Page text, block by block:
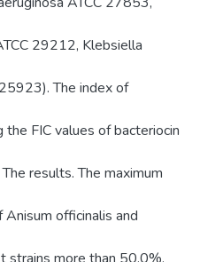
29212, Klebsiella
The index of
FIC values of bacteriocin
results. The maximum
officinalis and